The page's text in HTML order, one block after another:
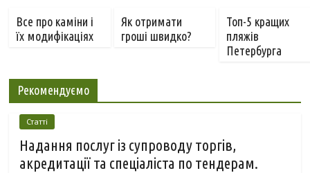
Все про каміни і
їх модифікаціях
Як отримати
гроші швидко?
Топ-5 кращих
пляжів
Петербурга
Рекомендуємо
Статті
Надання послуг із супроводу торгів,
акредитації та спеціаліста по тендерам.